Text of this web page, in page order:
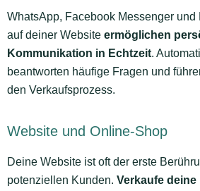
WhatsApp, Facebook Messenger
auf deiner Website ermöglichen
Kommunikation in Echtzeit.
beantworten häufige Fragen und
den Verkaufsprozess.
Website und Online-Shop
Deine Website ist oft der erste
potenziellen Kunden. Verkaufe